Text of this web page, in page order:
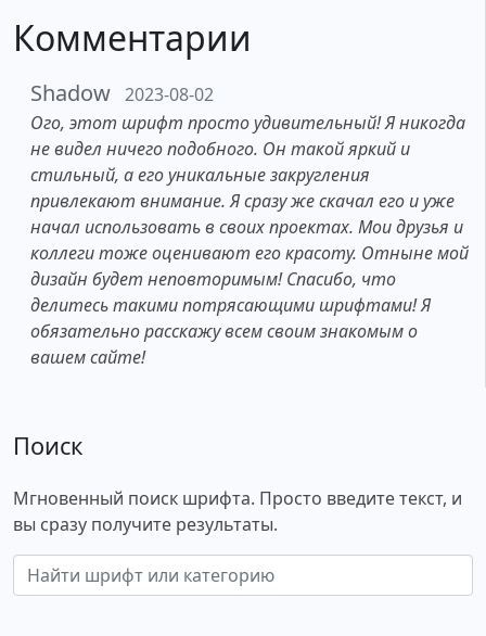
Комментарии
Shadow 2023-08-02
Ого, этот шрифт просто удивительный! Я никогда
не видел ничего подобного. Он такой яркий и
стильный, а его уникальные закругления
привлекают внимание. Я сразу же скачал его и уже
начал использовать в своих проектах. Мои друзья и
коллеги тоже оценивают его красоту. Отныне мой
дизайн будет неповторимым! Спасибо, что
делитесь такими потрясающими шрифтами! Я
обязательно расскажу всем своим знакомым о
вашем сайте!
Поиск
Мгновенный поиск шрифта. Просто введите текст, и
вы сразу получите результаты.